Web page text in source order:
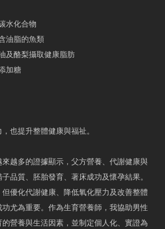
水化合物
油脂的魚類
及酪梨攝取健康脂肪
加糖
也提升整體健康與福祉。
越多的證據顯示，父方營養、代謝健康與
品質、胚胎發育、著床成功及懷孕結果。
優化代謝健康、降低氧化壓力及改善整體
尤為重要。作為生育營養師，我協助男性
營養與生活因素，並制定個人化、實證為